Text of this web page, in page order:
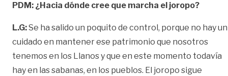
PDM: ¿Hacia dónde cree que marcha el joropo?
L.G:Se ha salido un poquito de control, porque no hay un
cuidado en mantener ese patrimonio que nosotros
tenemos en los Llanos y que en este momento todavía
hay en las sabanas, en los pueblos. El joropo sigue